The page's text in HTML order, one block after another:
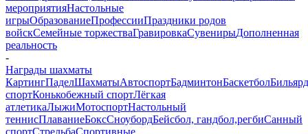
мероприятияНастольные
игрыОбразованиеПрофессииПраздники родов
войскСемейные торжестваГравировкаСувенирыДополненная
реальность
-
Награды шахматы
КартингПаделШахматыАвтоспортБадминтонБаскетболБильярд
спортКонькобежный спортЛёгкая
атлетикаЛыжиМотоспортНастольный
теннисПлаваниеБоксСноубордБейсбол, гандбол,регбиСанный
спортСтрельбаСпортивные